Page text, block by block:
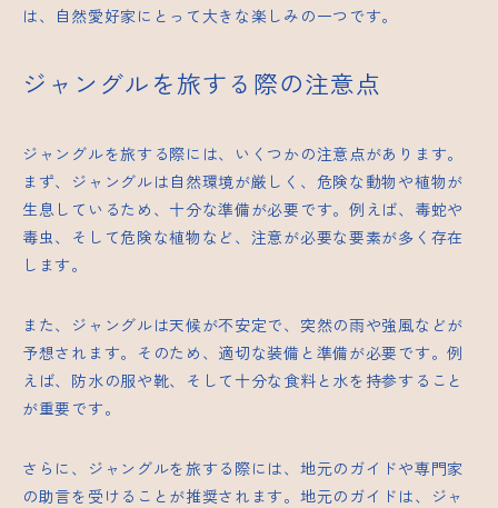
は、自然愛好家にとって大きな楽しみの一つです。
ジャングルを旅する際の注意点
ジャングルを旅する際には、いくつかの注意点があります。
まず、ジャングルは自然環境が厳しく、危険な動物や植物が
生息しているため、十分な準備が必要です。例えば、毒蛇や
毒虫、そして危険な植物など、注意が必要な要素が多く存在
します。
また、ジャングルは天候が不安定で、突然の雨や強風などが
予想されます。そのため、適切な装備と準備が必要です。例
えば、防水の服や靴、そして十分な食料と水を持参すること
が重要です。
さらに、ジャングルを旅する際には、地元のガイドや専門家
の助言を受けることが推奨されます。地元のガイドは、ジャ